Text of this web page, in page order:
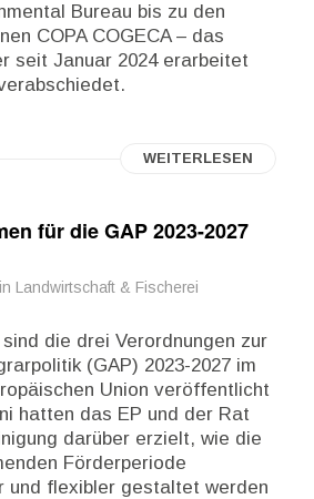
Bureau bis zu den
COPA COGECA – das
seit Januar 2024 erarbeitet
WEITERLESEN
für die GAP 2023-2027
in Landwirtschaft & Fischerei
die drei Verordnungen zur
(GAP) 2023-2027 im
Union veröffentlicht
hatten das EP und der Rat
darüber erzielt, wie die
Förderperiode
und flexibler gestaltet werden